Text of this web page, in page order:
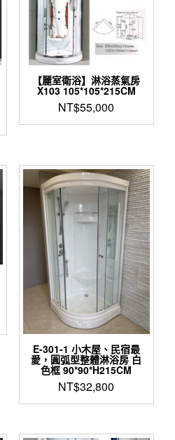
【麗室衛浴】淋浴蒸氣房
X103 105*105*215CM
NT$55,000
NT$29,900。
E-301-1 小木屋、民宿最
愛，圓弧型整體淋浴房 白
色框 90*90*H215CM
NT$32,800